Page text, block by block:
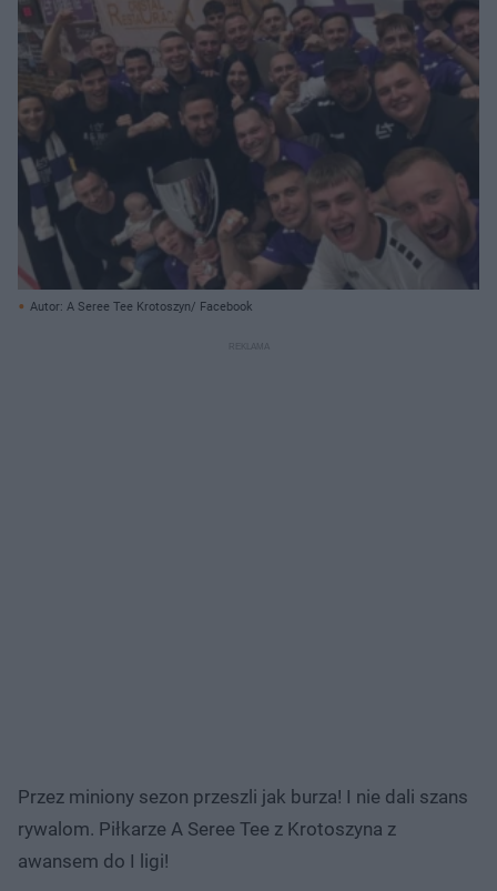
Autor: A Seree Tee Krotoszyn/ Facebook
Przez miniony sezon przeszli jak burza! I nie dali szans
rywalom. Piłkarze A Seree Tee z Krotoszyna z
awansem do I ligi!